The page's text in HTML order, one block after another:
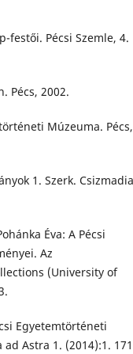
festői. Pécsi Szemle, 4.
Pécs, 2002.
Múzeuma. Pécs,
1. Szerk. Csizmadia
Éva: A Pécsi
Az
(University of
Egyetemtörténeti
Astra 1. (2014):1.